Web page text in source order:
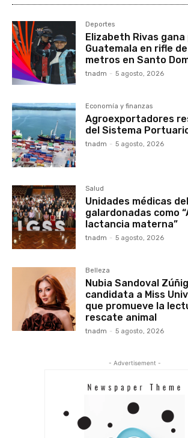
Deportes
Elizabeth Rivas
Guatemala en rifle
metros en Santo
tnadm - 5 agosto, 2026
Economía y finanzas
Agroexportadores
del Sistema
tnadm - 5 agosto, 2026
Salud
Unidades médicas del
galardonadas como
lactancia materna”
tnadm - 5 agosto, 2026
Belleza
Nubia Sandoval
candidata a Miss
que promueve la
rescate animal
tnadm - 5 agosto, 2026
- Advertisement -